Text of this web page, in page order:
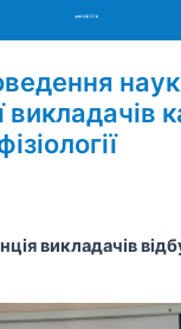
Menu
викладачів
викладачів